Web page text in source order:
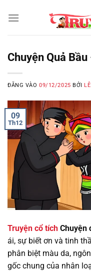
qua
Chuyện Quả
ĐĂNG VÀO09/12/2025 BỞI
09
Th12
Truyện cổ tích Chuyện
ái, sự biết ơn và tinh
phân biệt màu da,
gốc chung của nhân